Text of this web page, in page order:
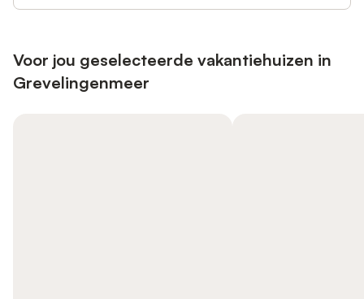
Voor jou geselecteerde vakantiehuizen in
Grevelingenmeer